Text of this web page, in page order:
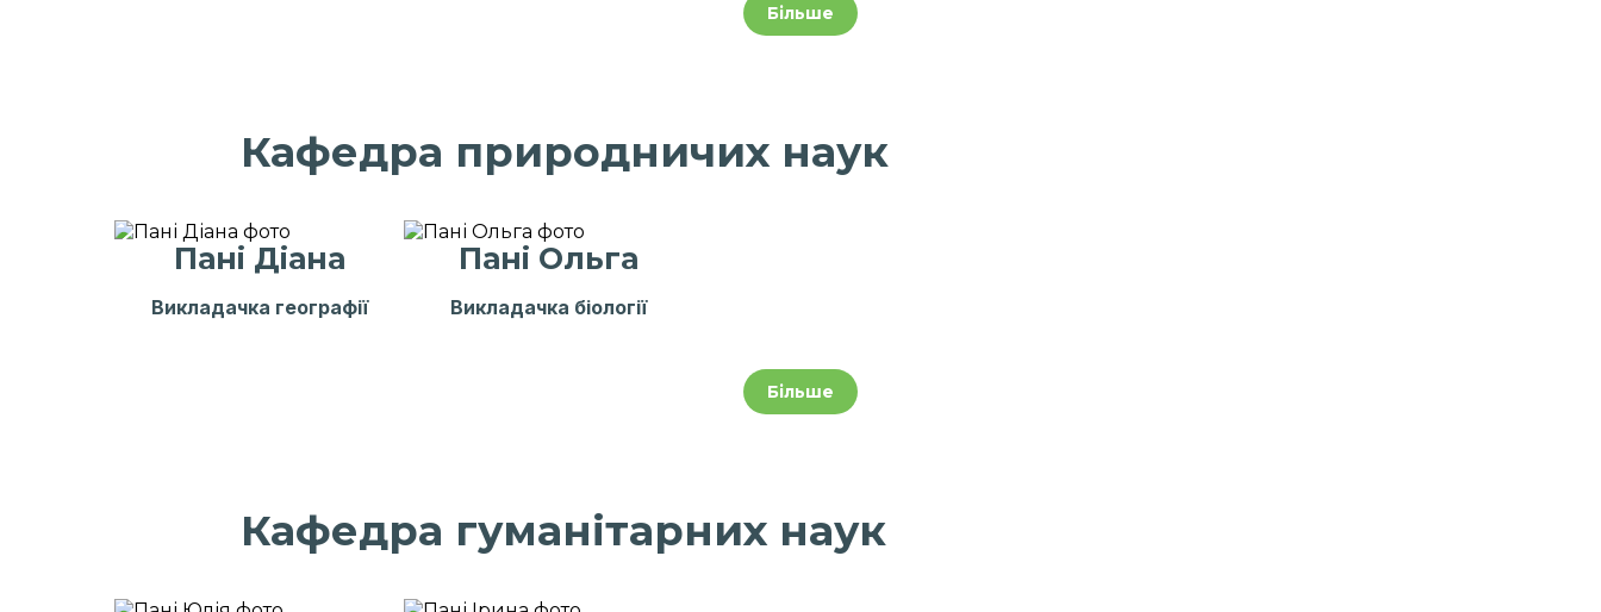
Більше
Кафедра природничих наук
Пані Діана
Викладачка географії
Пані Ольга
Викладачка біології
Більше
Кафедра гуманітарних наук